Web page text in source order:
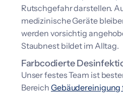
Rutschgefahr darstellen.
medizinische Geräte
werden vorsichtig
Staubnest bildet im Alltag.
Farbcodierte
Unser festes Team ist
Bereich